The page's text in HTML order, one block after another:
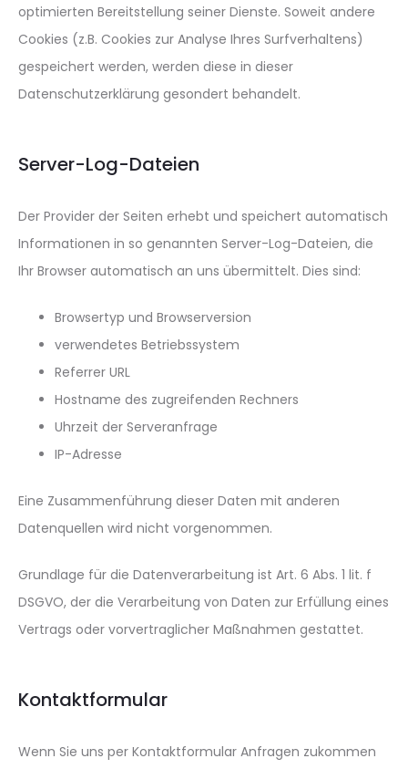
optimierten Bereitstellung seiner Dienste. Soweit andere
Cookies (z.B. Cookies zur Analyse Ihres Surfverhaltens)
gespeichert werden, werden diese in dieser
Datenschutzerklärung gesondert behandelt.
Server-Log-Dateien
Der Provider der Seiten erhebt und speichert automatisch
Informationen in so genannten Server-Log-Dateien, die
Ihr Browser automatisch an uns übermittelt. Dies sind:
Browsertyp und Browserversion
verwendetes Betriebssystem
Referrer URL
Hostname des zugreifenden Rechners
Uhrzeit der Serveranfrage
IP-Adresse
Eine Zusammenführung dieser Daten mit anderen
Datenquellen wird nicht vorgenommen.
Grundlage für die Datenverarbeitung ist Art. 6 Abs. 1 lit. f
DSGVO, der die Verarbeitung von Daten zur Erfüllung eines
Vertrags oder vorvertraglicher Maßnahmen gestattet.
Kontaktformular
Wenn Sie uns per Kontaktformular Anfragen zukommen